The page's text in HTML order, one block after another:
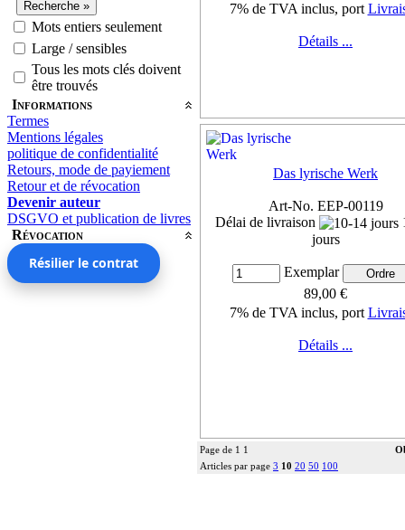
Mots entiers seulement
Large / sensibles
Tous les mots clés doivent
être trouvés
Informations
Termes
Mentions légales
politique de confidentialité
Retours, mode de payiement
Retour et de révocation
Devenir auteur
DSGVO et publication de livres
Révocation
Résilier le contrat
7% de TVA inclus, port
Détails ...
Das lyrische Werk
Art-No. EEP-00119
Délai de livraison
jours
Exemplar
89,00 €
7% de TVA inclus, port
Détails ...
Page de 1 1
Articles par page 3 10 20 50 100